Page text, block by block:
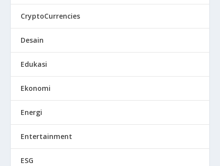
CryptoCurrencies
Desain
Edukasi
Ekonomi
Energi
Entertainment
ESG